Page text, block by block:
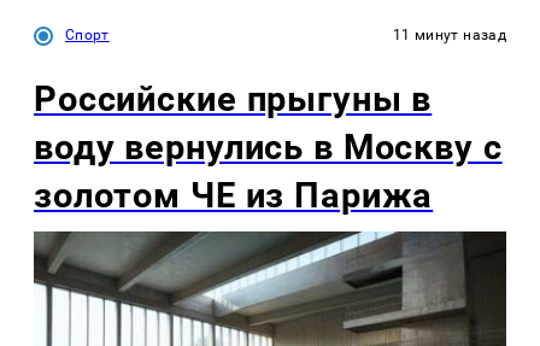
Спорт 11 минут назад
Российские прыгуны в
воду вернулись в Москву с
золотом ЧЕ из Парижа